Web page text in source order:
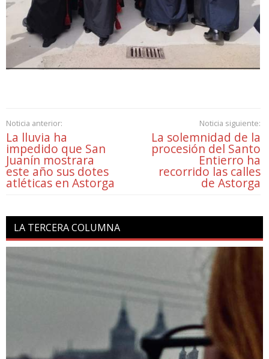
Noticia anterior:
La lluvia ha
impedido que San
Juanín mostrara
este año sus dotes
atléticas en Astorga
Noticia siguiente:
La solemnidad de la
procesión del Santo
Entierro ha
recorrido las calles
de Astorga
LA TERCERA COLUMNA